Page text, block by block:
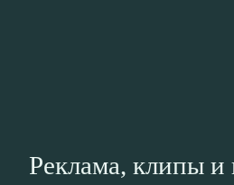
Реклама, клипы и